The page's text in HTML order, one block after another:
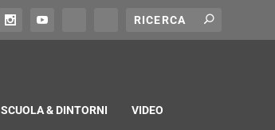
SCUOLA & DINTORNI VIDEO